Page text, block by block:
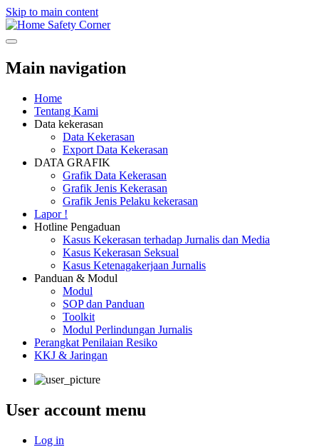
Skip to main content
Safety Corner
Main navigation
Home
Tentang Kami
Data kekerasan
Data Kekerasan
Export Data Kekerasan
DATA GRAFIK
Grafik Data Kekerasan
Grafik Jenis Kekerasan
Grafik Jenis Pelaku kekerasan
Lapor !
Hotline Pengaduan
Kasus Kekerasan terhadap Jurnalis dan Media
Kasus Kekerasan Seksual
Kasus Ketenagakerjaan Jurnalis
Panduan & Modul
Modul
SOP dan Panduan
Toolkit
Modul Perlindungan Jurnalis
Perangkat Penilaian Resiko
KKJ & Jaringan
User account menu
Log in